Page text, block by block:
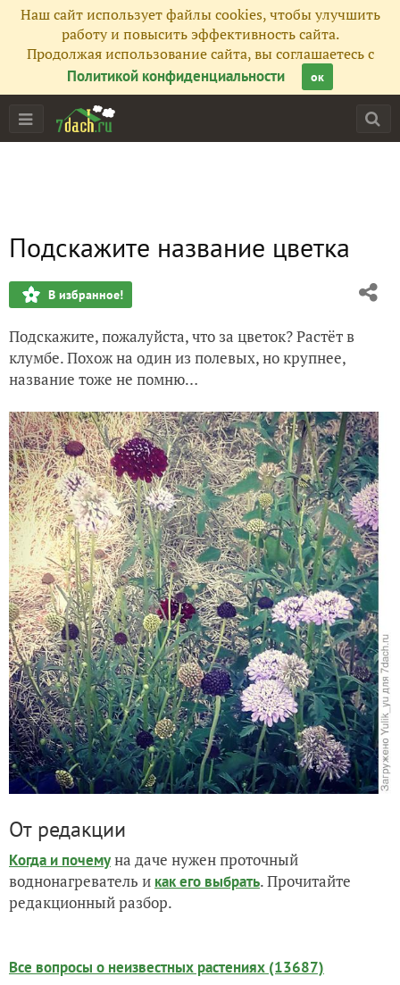
Наш сайт использует файлы cookies, чтобы улучшить
работу и повысить эффективность сайта.
Продолжая использование сайта, вы соглашаетесь с
Политикой конфиденциальности
ок
Подскажите название цветка
В избранное!
Подскажите, пожалуйста, что за цветок? Растёт в
клумбе. Похож на один из полевых, но крупнее,
название тоже не помню…
От редакции
Когда и почемуна даче нужен проточный
воднонагреватель и как его выбрать. Прочитайте
редакционный разбор.
Все вопросы о неизвестных растениях (13687)